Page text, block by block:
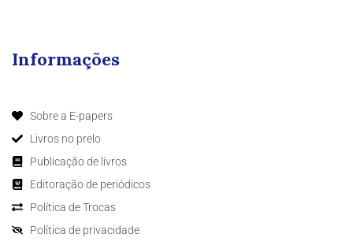
Informações
Sobre a E-papers
Livros no prelo
Publicação de livros
Editoração de periódicos
Política de Trocas
Política de privacidade